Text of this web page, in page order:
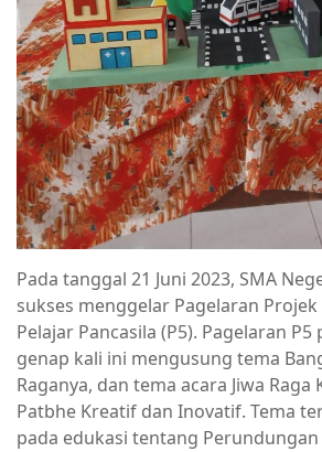
Pada tanggal 21 Juni 2023, SMA
sukses menggelar Pagelaran
Pelajar Pancasila (P5). Pagelaran
genap kali ini mengusung tema
Raganya, dan tema acara Jiwa
Patbhe Kreatif dan Inovatif. Tema
pada edukasi tentang